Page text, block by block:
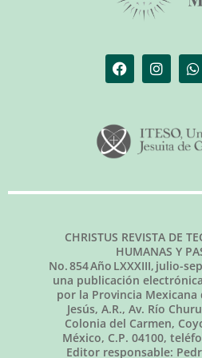
CHRISTUS REVISTA DE
HUMANAS Y
No.854Año LXXXIII, julio-
una publicación
por la Provincia Mexicana
Jesús, A.R., Av. Río
Colonia del Carmen,
México, C.P. 04100,
Editor responsable: